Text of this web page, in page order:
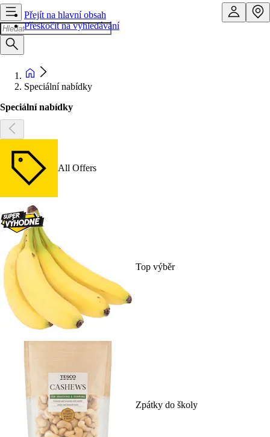
Přejít na hlavní obsah
Přeskočit na vyhledávání
Speciální nabídky
Speciální nabídky
All Offers
Top výběr
Zpátky do školy